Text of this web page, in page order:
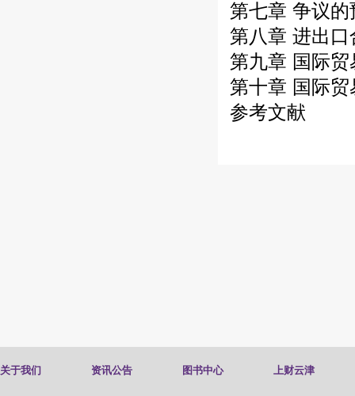
第七章 争议
第八章 进出
第九章 国际贸
第十章 国际
参考文献
关于我们 资讯公告 图书中心 上财云津